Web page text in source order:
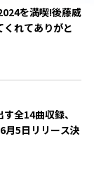
を満喫!後藤威
れてありがと
全14曲収録、
月5日リリース決